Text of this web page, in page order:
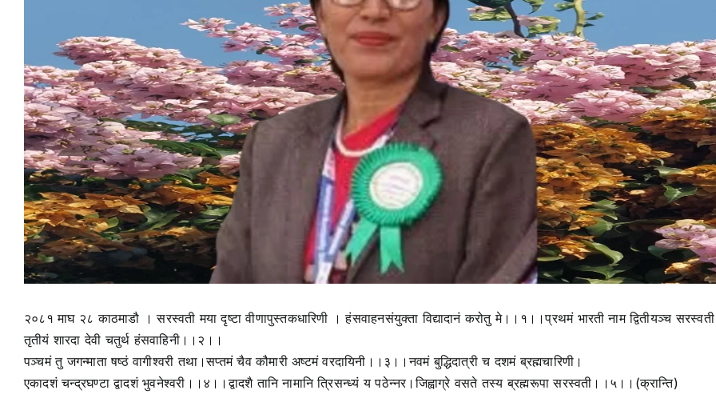
२०८१ माघ २८ काठमाडौ । सरस्वती मया दृष्टा वीणापुस्तकधारिणी । हंसवाहनसंयुक्ता विद्यादानं करोतु मे।।१।।प्रथमं भारती नाम द्वितीयञ्च
तृतीयं शारदा देवी चतुर्थ हंसवाहिनी।।२।।
पञ्चमं तु जगन्माता षष्ठं वागीश्वरी तथा।सप्तमं चैव कौमारी अष्टमं वरदायिनी।।३।।नवमं बुद्धिदात्री च दशमं ब्रह्मचारिणी।
एकादशं चन्द्रघण्टा द्वादशं भुवनेश्वरी।।४।।द्वादशै तानि नामानि त्रिसन्ध्यं य पठेन्नर।जिह्वाग्रे वसते तस्य ब्रह्मरूपा सरस्वती।।५।।(क्रान्ति)